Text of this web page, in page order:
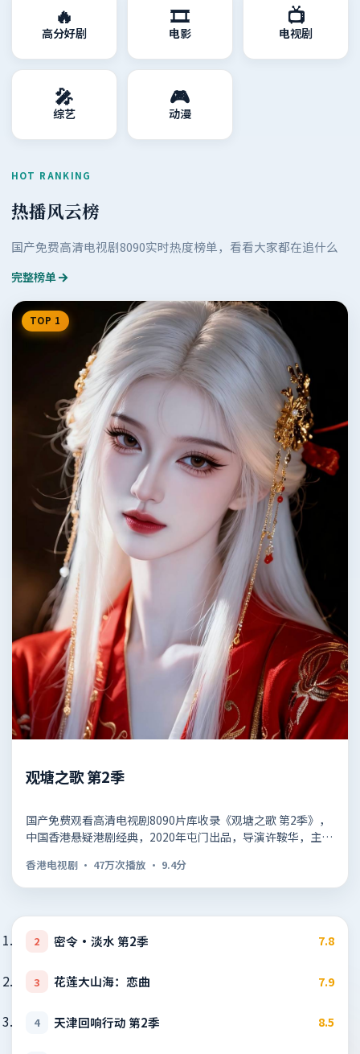
🔥
高分好剧
🎞️
电影
📺
电视剧
🎤
综艺
🎮
动漫
HOT RANKING
热播风云榜
国产免费高清电视剧8090实时热度榜单，看看大家都在追什么
完整榜单
TOP 1
观塘之歌 第2季
国产免费观看高清电视剧8090片库收录《观塘之歌 第2季》，
中国香港悬疑港剧经典，2020年屯门出品，导演许鞍华，主演
香港电视剧 · 47万次播放 · 9.4分
2 密令·淡水 第2季 7.8
3 花莲大山海：恋曲 7.9
4 天津回响行动 第2季 8.5